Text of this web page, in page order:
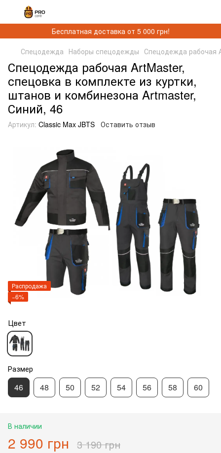
Бесплатная доставка от 5 000 грн!
Спецодежда Наборы спецодежды Спецодежда рабочая
Спецодежда рабочая ArtMaster,
спецовка в комплекте из куртки,
штанов и комбинезона Artmaster,
Синий, 46
Артикул: Classic Max JBTS Оставить отзыв
Распродажа
−6%
Цвет
Размер
46 48 50 52 54 56 58 60
В наличии
2 990 грн 3 190 грн